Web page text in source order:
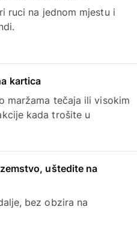
ruci na jednom mjestu i
kartica
maržama tečaja ili visokim
kada trošite u
uštedite na
bez obzira na